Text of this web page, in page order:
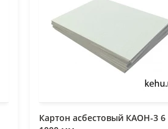
Картон асбестовый КАОН-3 6